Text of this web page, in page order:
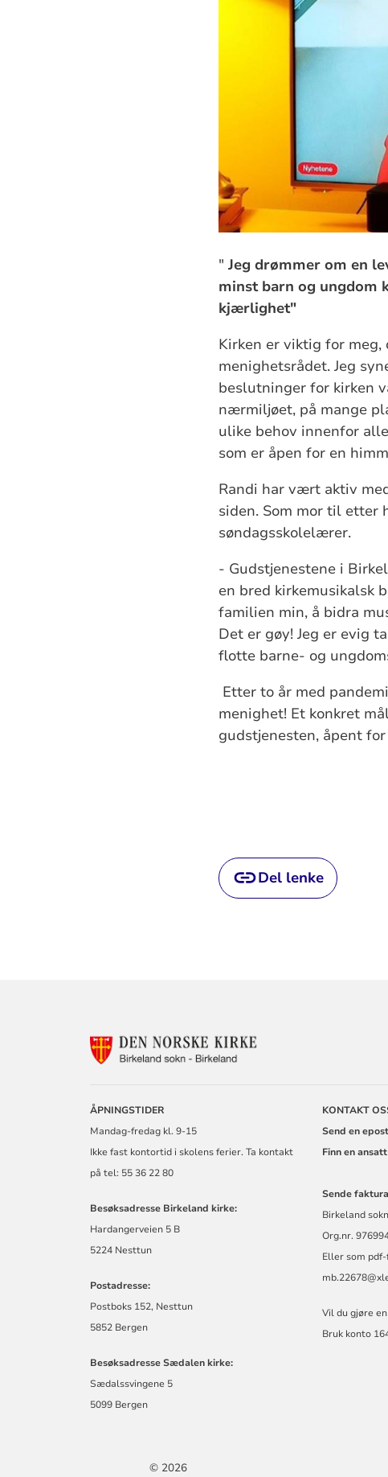
" Jeg drømmer om en
minst barn og ungdom
kjærlighet"
Kirken er viktig for
menighetsrådet. Jeg
beslutninger for kirken
nærmiljøet, på mange
ulike behov innenfor
som er åpen for en
Randi har vært aktiv
siden. Som mor til etter
søndagsskolelærer.
- Gudstjenestene i
en bred kirkemusikalsk
familien min, å bidra
Det er gøy! Jeg er evig
flotte barne- og
Etter to år med
menighet! Et konkret
gudstjenesten, åpent
Del lenke
ÅPNINGSTIDER
Mandag-fredag kl. 9-15
Ikke fast kontortid i skolens ferier. Ta kontakt
på tel: 55 36 22 80
Besøksadresse Birkeland kirke:
Hardangerveien 5 B
5224 Nesttun
Postadresse:
Postboks 152, Nesttun
5852 Bergen
Besøksadresse Sædalen kirke:
Sædalssvingene 5
5099 Bergen
KONTAKT
Send en
Finn en
Sende
Birkeland
Org.nr.
Eller som
Vil du gjøre
Bruk konto
© 2026